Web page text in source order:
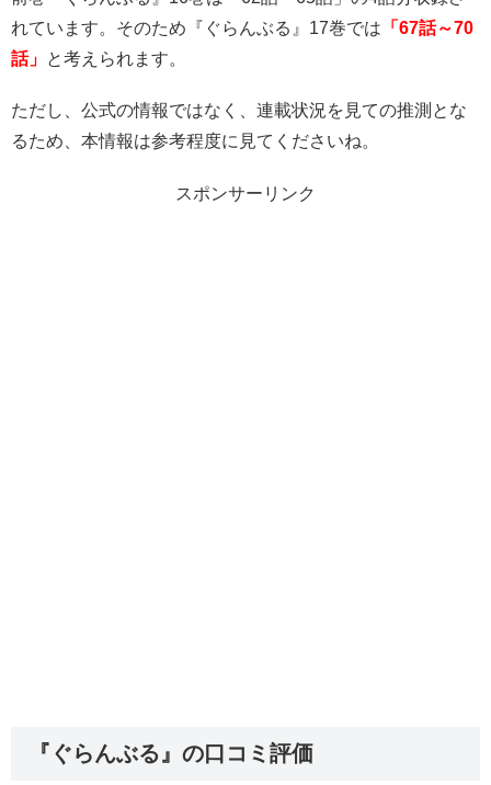
れています。そのため『ぐらんぶる』17巻では 「67話～70
話」 と考えられます。
ただし、公式の情報ではなく、連載状況を見ての推測とな
るため、本情報は参考程度に見てくださいね。
スポンサーリンク
『ぐらんぶる』の口コミ評価